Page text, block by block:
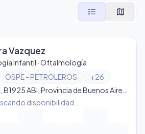
format_list_bulleted map
Vazquez
Infantil · Oftalmología
OSPE - PETROLEROS +26
disponibilidad…